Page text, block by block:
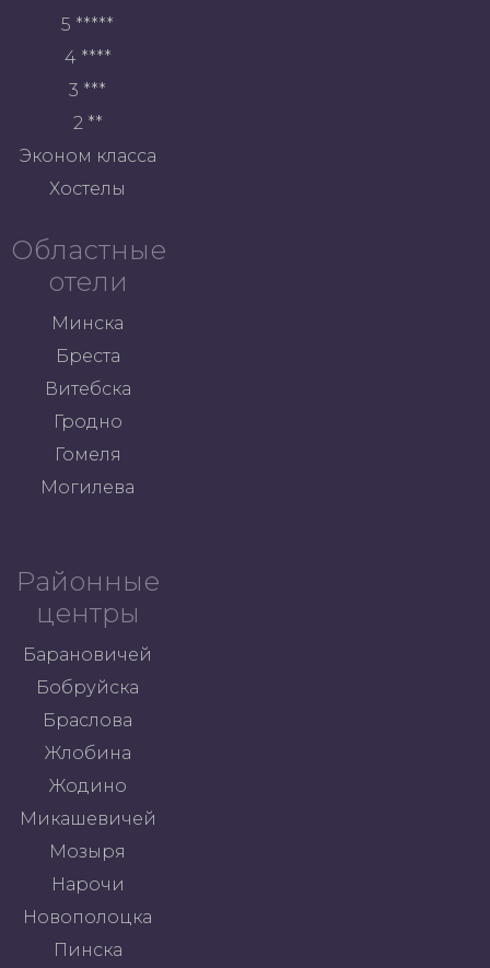
5 *****
4 ****
3 ***
2 **
Эконом класса
Хостелы
Областные
отели
Минска
Бреста
Витебска
Гродно
Гомеля
Могилева
Районные
центры
Барановичей
Бобруйска
Браслова
Жлобина
Жодино
Микашевичей
Мозыря
Нарочи
Новополоцка
Пинска